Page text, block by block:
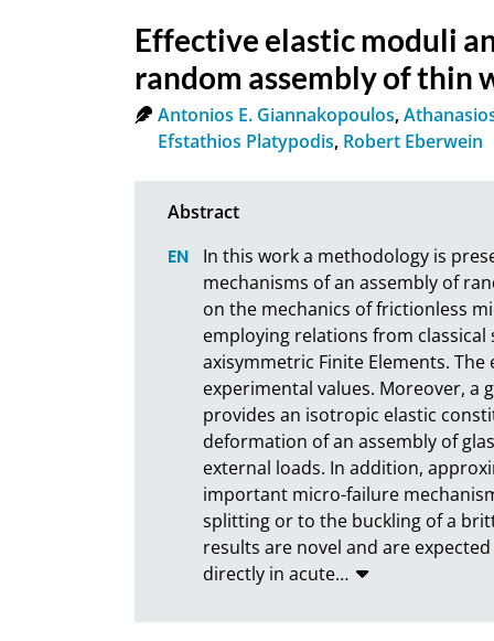
Effective elastic moduli
random assembly of thin
Antonios E. Giannakopoulos,
Efstathios Platypodis, Robert Eberwein
In this work a methodology is
mechanisms of an assembly of
on the mechanics of frictionless
employing relations from
axisymmetric Finite Elements.
experimental values. Moreover, a
provides an isotropic elastic
deformation of an assembly of
external loads. In addition,
important micro-failure
splitting or to the buckling of a
results are novel and are
directly in acute…